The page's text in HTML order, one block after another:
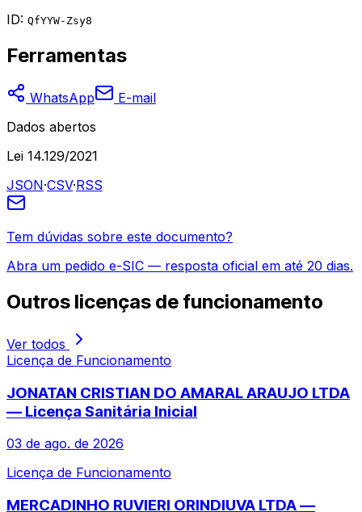
ID: QfYYW-Zsy8
Ferramentas
WhatsApp
E-mail
Dados abertos
Lei 14.129/2021
JSON·CSV·RSS
Tem dúvidas sobre este documento?
Abra um pedido e-SIC — resposta oficial em até 20 dias.
Outros licenças de funcionamento
Ver todos
Licença de Funcionamento
JONATAN CRISTIAN DO AMARAL ARAUJO LTDA
— Licença Sanitária Inicial
03 de ago. de 2026
Licença de Funcionamento
MERCADINHO RUVIERI ORINDIUVA LTDA —